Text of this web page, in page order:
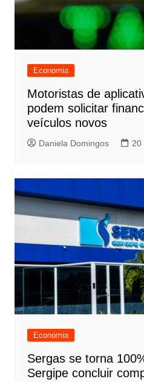
Economia
Motoristas de
podem solicitar
veículos novos
Daniela Domingos 20
Economia
Sergas se torna
Sergipe concluir